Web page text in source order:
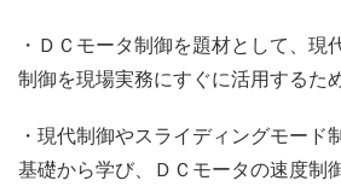
・ＤＣモータ制御を題材として、現
制御を現場実務にすぐに活用するた
・現代制御やスライディングモード
基礎から学び、ＤＣモータの速度制